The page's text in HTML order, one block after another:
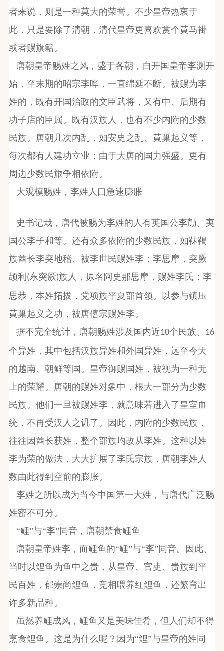
者来说，则是一种莫大的荣誉。不少皇帝热衷于
此，只是要除了清朝，清代皇帝更喜欢赏个黄马褂
或者赐旗籍。
唐朝皇帝赐姓之风，盛于各朝，自开国皇帝李渊开
始，至末期的昭宗李晔，一直绵延不断。被赐为李
姓的，既有开国治政的文臣武将，又有中、后期有
功子店的臣属。既有汉族人，也有不少内附的少数
民族。唐朝几次内乱，如安史之乱、黄巢起义等，
每次都有人建功立业；由于大唐的国力强盛。更有
周边少数民旅争相依附。
大观模赐姓，李姓人口急速膨胀
史书记栽，唐代被赐为李姓的人有英国公李勣、夷
国公李子和等。还有众多依附的少数民族，如靺鞨
族酋长李突地稽、被李世民赐姓李；李思摩，突厥
颉利 (东突厥)族人，原名阿史那思摩，赐姓李氏；李
思恭，本姓拓拔，党项族平夏部首领。以参与镇压
黄巢起义之功，被唐僖宗赐姓李。
据不完全统计，唐朝赐姓涉及国内近10个民族、 16
个异姓，其中包括汉族异姓和外国异姓，远至今天
的越南、朝鲜等国。皇帝御赐国姓，被视为一种无
上的荣耀。唐朝的赐姓对象中，根大一部分为少数
民族。他们一旦被赐姓李，就意味若进入了皇室血
统，不再受汉人之讥了。因此，内附的少数民族，
往往因酋长获姓，整个部族均改从李姓。这种以姓
李为荣的做法，大大扩展了李氏宗族，唐朝李姓人
数由此得到空前的膨胀。
李姓之所以成为当今中国第一大姓，与唐代广泛赐
姓密不可分。
“鲤”与“李”同音，唐朝禁食鲤鱼
唐朝皇帝姓李，而鲤鱼的“鲤”与“李”同音。因此、
当时以鲤鱼为鱼中之贵，从皇帝、官吏、贵族到平
民百姓，郁崇尚鲤鱼，竞相喂养红鲤鱼，还繁育出
许多新品种。
虽然养鲤成风，鲤鱼又是美味佳肴，但人们却不得
烹食鲤鱼。这是为什么呢？因为“鲤”与皇帝的姓同